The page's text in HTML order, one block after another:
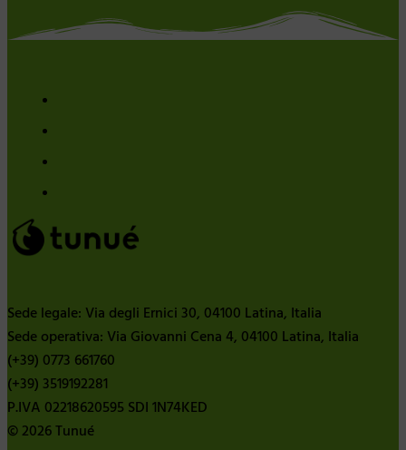
Sede legale: Via degli Ernici 30, 04100 Latina, Italia
Sede operativa: Via Giovanni Cena 4, 04100 Latina, Italia
(+39) 0773 661760
(+39) 3519192281
P.IVA 02218620595 SDI 1N74KED
© 2026 Tunué